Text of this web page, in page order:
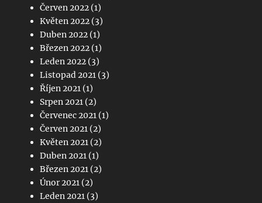
Červen 2022 (1)
Květen 2022 (3)
Duben 2022 (1)
Březen 2022 (1)
Leden 2022 (3)
Listopad 2021 (3)
Říjen 2021 (1)
Srpen 2021 (2)
Červenec 2021 (1)
Červen 2021 (2)
Květen 2021 (2)
Duben 2021 (1)
Březen 2021 (2)
Únor 2021 (2)
Leden 2021 (3)